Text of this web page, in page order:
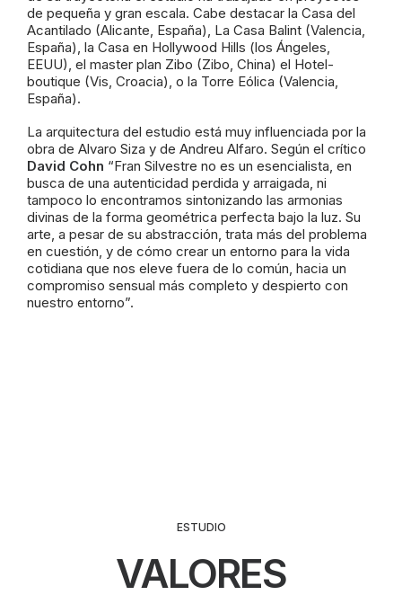
de pequeña y gran escala. Cabe destacar la Casa del
Acantilado (Alicante, España), La Casa Balint (Valencia,
España), la Casa en Hollywood Hills (los Ángeles,
EEUU), el master plan Zibo (Zibo, China) el Hotel-
boutique (Vis, Croacia), o la Torre Eólica (Valencia,
España).
La arquitectura del estudio está muy influenciada por la
obra de Alvaro Siza y de Andreu Alfaro. Según el crítico
David Cohn “Fran Silvestre no es un esencialista, en
busca de una autenticidad perdida y arraigada, ni
tampoco lo encontramos sintonizando las armonias
divinas de la forma geométrica perfecta bajo la luz. Su
arte, a pesar de su abstracción, trata más del problema
en cuestión, y de cómo crear un entorno para la vida
cotidiana que nos eleve fuera de lo común, hacia un
compromiso sensual más completo y despierto con
nuestro entorno”.
ESTUDIO
VALORES